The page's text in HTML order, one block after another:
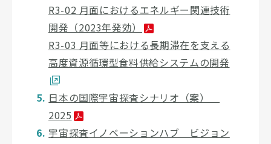
R3-02 月面におけるエネルギー関連技術
開発（2023年発効）
R3-03 月面等における長期滞在を支える
高度資源循環型食料供給システムの開発
日本の国際宇宙探査シナリオ（案）
2025
宇宙探査イノベーションハブ ビジョン